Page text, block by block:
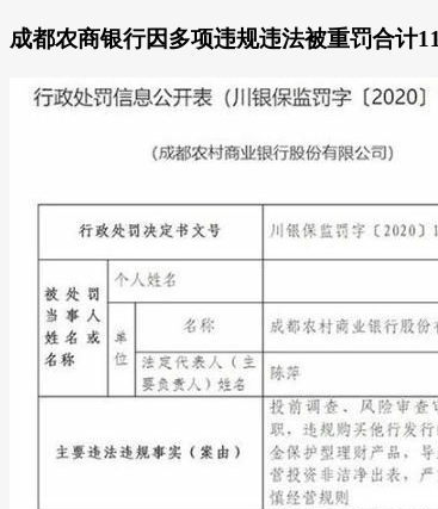
成都农商银行因多项违规违法被重罚合计